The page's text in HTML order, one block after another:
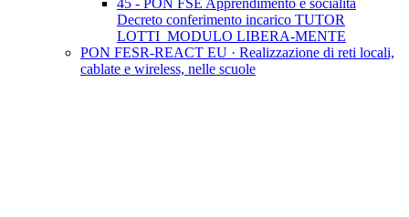
45 - PON FSE Apprendimento e socialità
Decreto conferimento incarico TUTOR
LOTTI_MODULO LIBERA-MENTE
PON FESR-REACT EU · Realizzazione di reti locali,
cablate e wireless, nelle scuole